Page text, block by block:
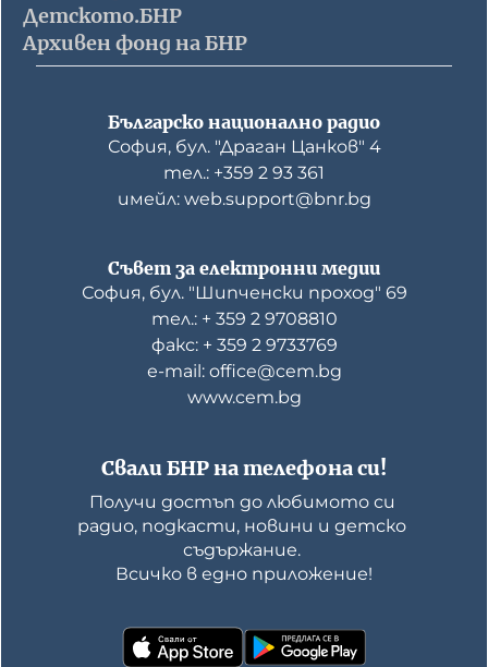
Детското.БНР
Архивен фонд на БНР
Българско национално радио
София, бул. "Драган Цанков" 4
тел.: +359 2 93 361
имейл: web.support@bnr.bg
Свали БНР на телефона си!
Получи достъп до любимото си
радио, подкасти, новини и детско
съдържание.
Всичко в едно приложение!
Съвет за електронни медии
София, бул. "Шипченски проход" 69
тел.: + 359 2 9708810
факс: + 359 2 9733769
е-mail: office@cem.bg
www.cem.bg